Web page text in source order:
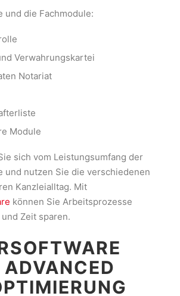
und die Fachmodule:
Verwahrungskartei
Notariat
Module
sich vom Leistungsumfang der
und nutzen Sie die verschiedenen
Kanzleialltag. Mit
können Sie Arbeitsprozesse
Zeit sparen.
ADVANCED